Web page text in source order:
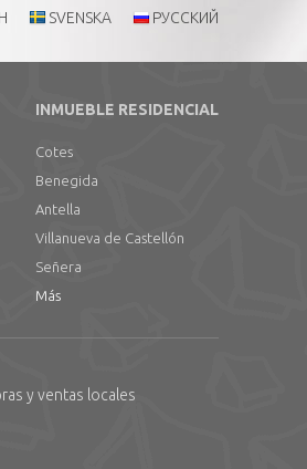
SVENSKA РУССКИЙ
INMUEBLE RESIDENCIAL
Cotes
Benegida
Antella
Villanueva de Castellón
Señera
Más
y ventas locales